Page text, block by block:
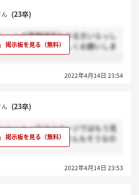
ん (23卒)
ートの質問項目わかる方いらっし
だきたいですよろしくお願いしま
2022年4月14日 23:54
ん (23卒)
シートってマイページではもう見
いるんですが、皆さんもそうなの
よろしくお願いします！2022年4月14日 23:53